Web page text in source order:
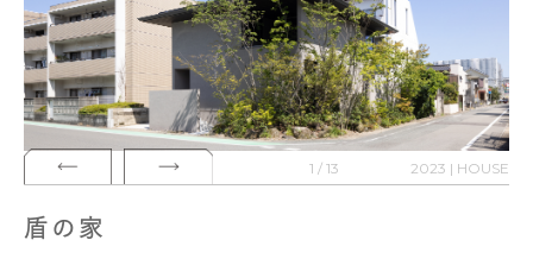
1 / 13 2023 | HOUSE
盾の家